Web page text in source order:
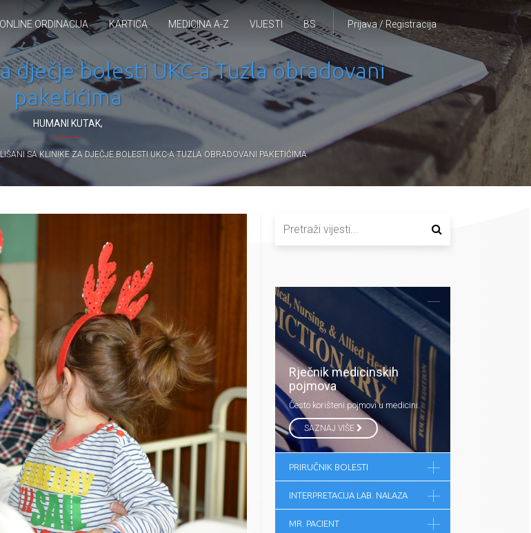
Prijava / Registracija
ONLINE ORDINACIJA KARTICA MEDICINA A-Z VIJESTI BS
dječje bolesti UKC-a Tuzla obradovani
paketićima
HUMANI KUTAK,
SA KLINIKE ZA DJEČJE BOLESTI UKC-A TUZLA OBRADOVANI PAKETIĆIMA
Rječnik medicinskih
pojmova
Često korišteni pojmovi u medicini.
SAZNAJ VIŠE
PRIRUČNIK BOLESTI
INTERPRETACIJA LAB. NALAZA
MR. PACIENT